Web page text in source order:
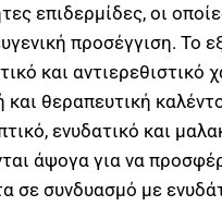
επιδερμίδες, οι
προσέγγιση. Το
και αντιερεθιστικό
θεραπευτική
ενυδατικό και
άψογα για να
σε συνδυασμό με